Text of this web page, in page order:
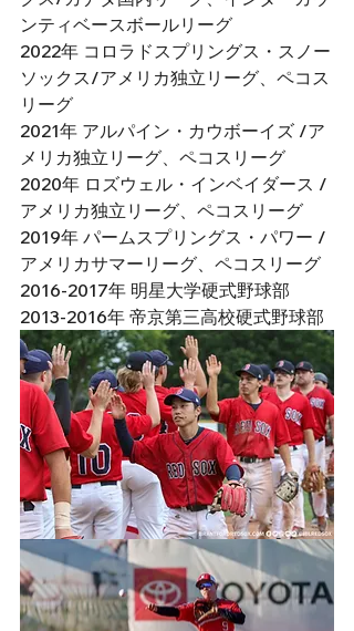
ンティベースボールリーグ
2022年 コロラドスプリングス・スノー
ソックス/アメリカ独立リーグ、ペコス
リーグ
2021年 アルパイン・カウボーイズ /ア
メリカ独立リーグ、ペコスリーグ
2020年 ロズウェル・インベイダース /
アメリカ独立リーグ、ペコスリーグ
2019年 パームスプリングス・パワー /
アメリカサマーリーグ、ペコスリーグ
2016-2017年 明星大学硬式野球部
2013-2016年 帝京第三高校硬式野球部